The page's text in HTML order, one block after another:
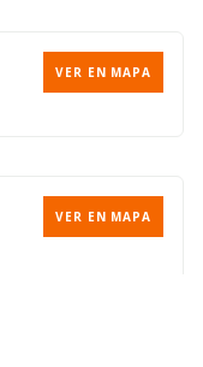
VER EN MAPA
VER EN MAPA